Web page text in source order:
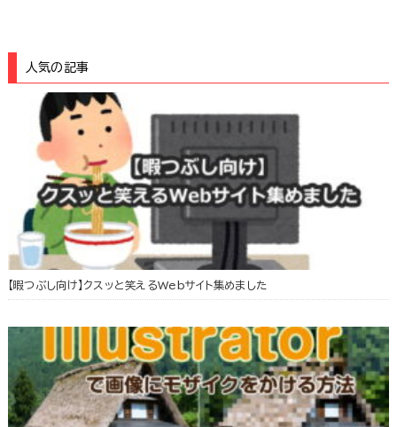
人気の記事
【暇つぶし向け】クスッと笑えるWebサイト集めました